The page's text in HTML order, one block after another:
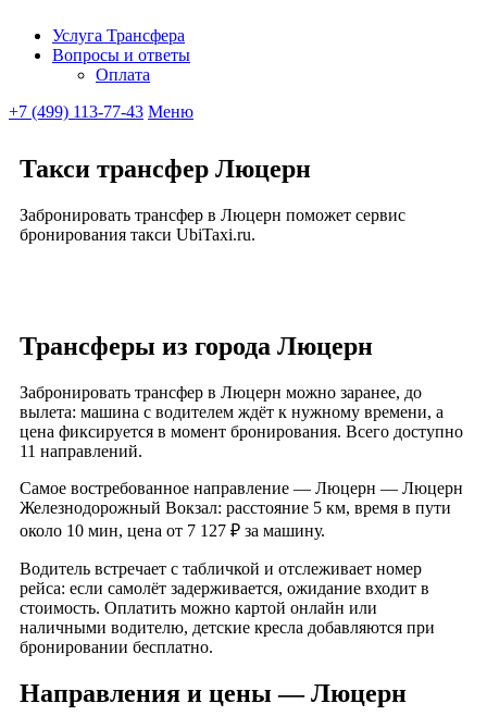
Ubitaxi
Услуга Трансфера
Вопросы и ответы
Оплата
+7 (499) 113-77-43 Меню
Такси трансфер Люцерн
Забронировать трансфер в Люцерн поможет сервис
бронирования такси UbiTaxi.ru.
Трансферы из города Люцерн
Забронировать трансфер в Люцерн можно заранее, до
вылета: машина с водителем ждёт к нужному времени, а
цена фиксируется в момент бронирования. Всего доступно
11 направлений.
Самое востребованное направление — Люцерн — Люцерн
Железнодорожный Вокзал: расстояние 5 км, время в пути
около 10 мин, цена от 7 127 ₽ за машину.
Водитель встречает с табличкой и отслеживает номер
рейса: если самолёт задерживается, ожидание входит в
стоимость. Оплатить можно картой онлайн или
наличными водителю, детские кресла добавляются при
бронировании бесплатно.
Направления и цены — Люцерн